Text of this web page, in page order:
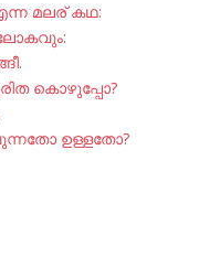
മലര് കഥ:
ലോകവും:
കൊഴുപ്പോ?
ഉള്ളതോ?